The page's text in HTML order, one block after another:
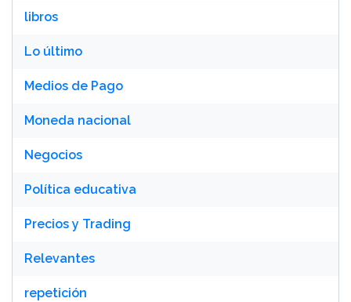
libros
Lo último
Medios de Pago
Moneda nacional
Negocios
Política educativa
Precios y Trading
Relevantes
repetición